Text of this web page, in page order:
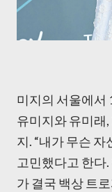
미지의 서울에서
유미지와 유미래
지. “내가 무슨
고민했다고 한다
가 결국 백상 트